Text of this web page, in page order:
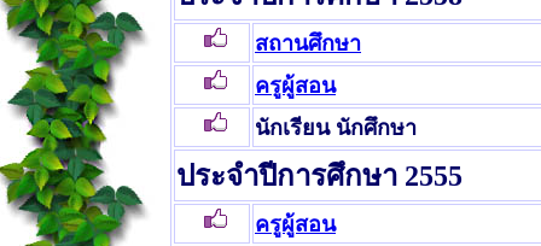
สถานศึกษา
ครูผู้สอน
นักเรียน นักศึกษา
ประจำปีการศึกษา 2555
ครูผู้สอน